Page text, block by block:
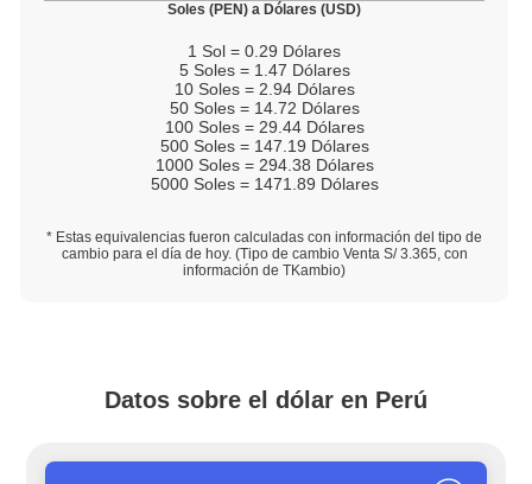
Soles (PEN) a Dólares (USD)
1 Sol = 0.29 Dólares
5Soles = 1.47 Dólares
10Soles = 2.94Dólares
50Soles = 14.72 Dólares
100Soles = 29.44Dólares
500Soles = 147.19 Dólares
1000Soles = 294.38 Dólares
5000Soles = 1471.89 Dólares
* Estas equivalencias fueron calculadas con información del tipo de
cambio para el día de hoy. (Tipo de cambio Venta S/3.365, con
información de TKambio)
Datos sobre el dólar en Perú